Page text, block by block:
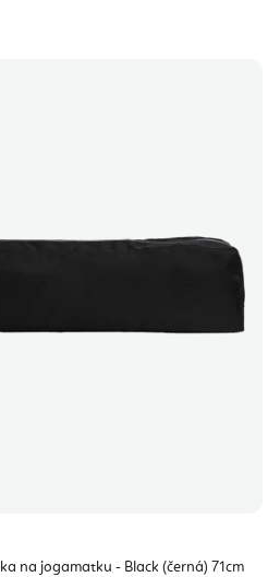
na jogamatku - Black (černá) 71cm